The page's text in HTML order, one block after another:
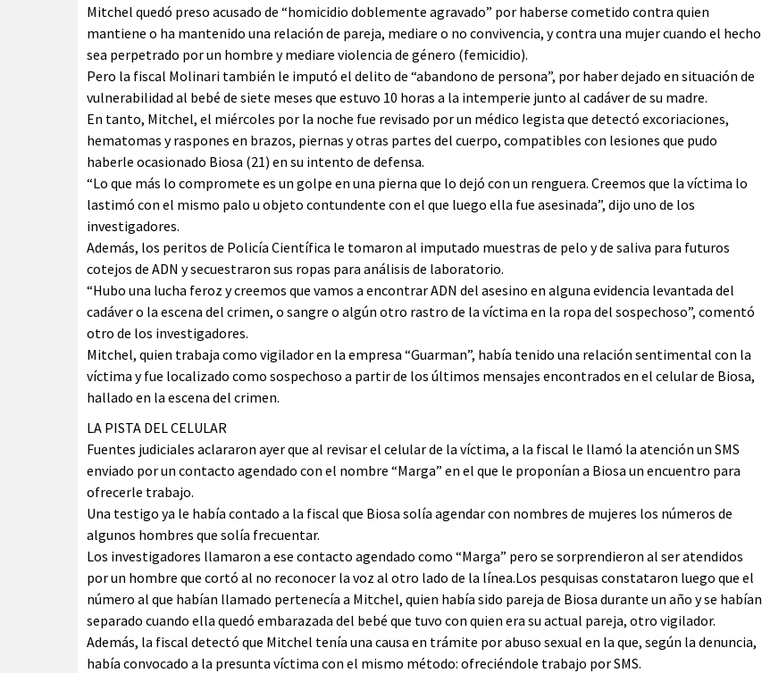
Mitchel quedó preso acusado de “homicidio doblemente agravado” por haberse cometido contra quien
mantiene o ha mantenido una relación de pareja, mediare o no convivencia, y contra una mujer cuando el hecho
sea perpetrado por un hombre y mediare violencia de género (femicidio).
Pero la fiscal Molinari también le imputó el delito de “abandono de persona”, por haber dejado en situación de
vulnerabilidad al bebé de siete meses que estuvo 10 horas a la intemperie junto al cadáver de su madre.
En tanto, Mitchel, el miércoles por la noche fue revisado por un médico legista que detectó excoriaciones,
hematomas y raspones en brazos, piernas y otras partes del cuerpo, compatibles con lesiones que pudo
haberle ocasionado Biosa (21) en su intento de defensa.
“Lo que más lo compromete es un golpe en una pierna que lo dejó con un renguera. Creemos que la víctima lo
lastimó con el mismo palo u objeto contundente con el que luego ella fue asesinada”, dijo uno de los
investigadores.
Además, los peritos de Policía Científica le tomaron al imputado muestras de pelo y de saliva para futuros
cotejos de ADN y secuestraron sus ropas para análisis de laboratorio.
“Hubo una lucha feroz y creemos que vamos a encontrar ADN del asesino en alguna evidencia levantada del
cadáver o la escena del crimen, o sangre o algún otro rastro de la víctima en la ropa del sospechoso”, comentó
otro de los investigadores.
Mitchel, quien trabaja como vigilador en la empresa “Guarman”, había tenido una relación sentimental con la
víctima y fue localizado como sospechoso a partir de los últimos mensajes encontrados en el celular de Biosa,
hallado en la escena del crimen.
LA PISTA DEL CELULAR
Fuentes judiciales aclararon ayer que al revisar el celular de la víctima, a la fiscal le llamó la atención un SMS
enviado por un contacto agendado con el nombre “Marga” en el que le proponían a Biosa un encuentro para
ofrecerle trabajo.
Una testigo ya le había contado a la fiscal que Biosa solía agendar con nombres de mujeres los números de
algunos hombres que solía frecuentar.
Los investigadores llamaron a ese contacto agendado como “Marga” pero se sorprendieron al ser atendidos
por un hombre que cortó al no reconocer la voz al otro lado de la línea.Los pesquisas constataron luego que el
número al que habían llamado pertenecía a Mitchel, quien había sido pareja de Biosa durante un año y se habían
separado cuando ella quedó embarazada del bebé que tuvo con quien era su actual pareja, otro vigilador.
Además, la fiscal detectó que Mitchel tenía una causa en trámite por abuso sexual en la que, según la denuncia,
había convocado a la presunta víctima con el mismo método: ofreciéndole trabajo por SMS.